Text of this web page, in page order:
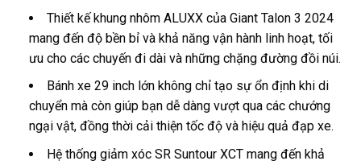
Thiết kế khung nhôm ALUXX của Giant Talon 3 2024
mang đến độ bền bỉ và khả năng vận hành linh hoạt, tối
ưu cho các chuyến đi dài và những chặng đường đồi núi.
Bánh xe 29 inch lớn không chỉ tạo sự ổn định khi di
chuyển mà còn giúp bạn dễ dàng vượt qua các chướng
ngại vật, đồng thời cải thiện tốc độ và hiệu quả đạp xe.
Hệ thống giảm xóc SR Suntour XCT mang đến khả